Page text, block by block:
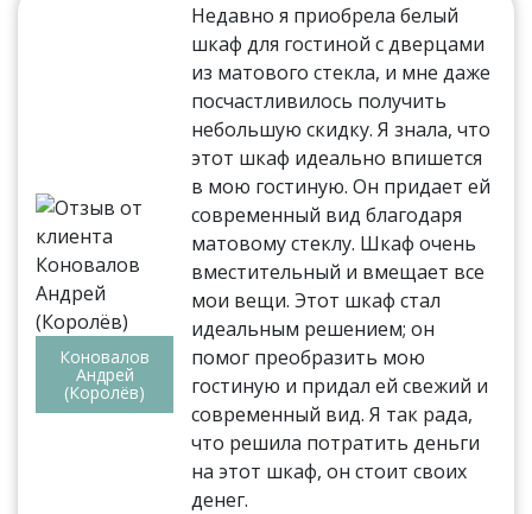
Коновалов
Андрей
(Королёв)
Недавно я приобрела белый
шкаф для гостиной с дверцами
из матового стекла, и мне даже
посчастливилось получить
небольшую скидку. Я знала, что
этот шкаф идеально впишется
в мою гостиную. Он придает ей
современный вид благодаря
матовому стеклу. Шкаф очень
вместительный и вмещает все
мои вещи. Этот шкаф стал
идеальным решением; он
помог преобразить мою
гостиную и придал ей свежий и
современный вид. Я так рада,
что решила потратить деньги
на этот шкаф, он стоит своих
денег.